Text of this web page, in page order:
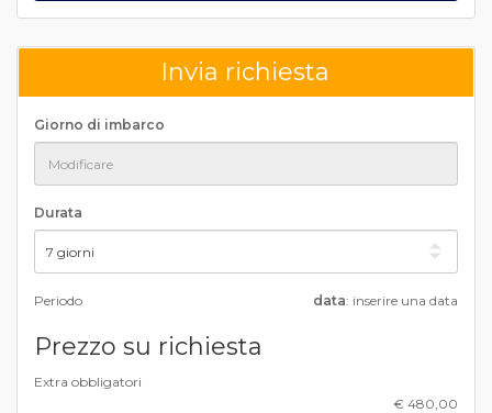
Invia richiesta
Giorno di imbarco
Durata
Periodo data: inserire una data
Prezzo su richiesta
Extra obbligatori
€ 480,00